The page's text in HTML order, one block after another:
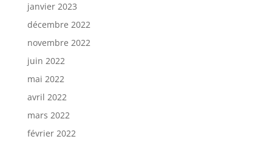
janvier 2023
décembre 2022
novembre 2022
juin 2022
mai 2022
avril 2022
mars 2022
février 2022